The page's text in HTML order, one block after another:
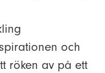
och
röken av på ett